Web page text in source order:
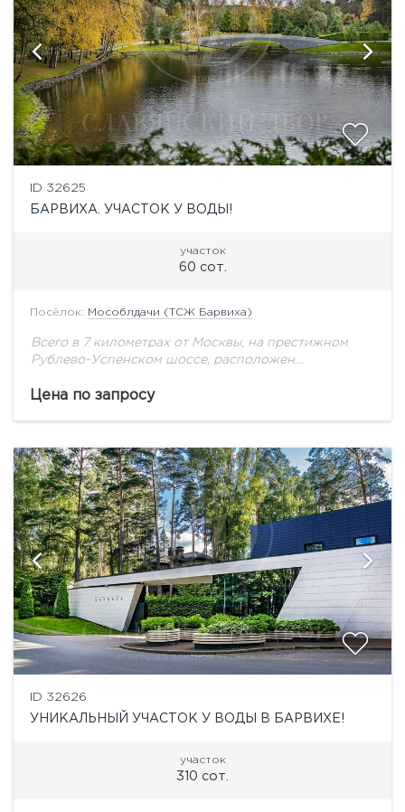
ID 32625
БАРВИХА. УЧАСТОК У ВОДЫ!
участок
60 сот.
Посёлок: Мособлдачи (ТСЖ Барвиха)
Всего в 7 километрах от Москвы, на престижном
Рублево-Успенском шоссе, расположен
известный как ТСЖ Барвиха. На площади 29 га
Цена по запросу
ID 32626
УНИКАЛЬНЫЙ УЧАСТОК У ВОДЫ В БАРВИХЕ!
участок
310 сот.